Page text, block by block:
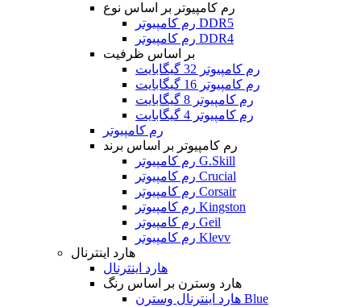
رم کامپیوتر بر اساس نوع
رم کامپیوتر DDR5
رم کامپیوتر DDR4
بر اساس ظرفیت
رم کامپیوتر 32 گیگابایت
رم کامپیوتر 16 گیگابایت
رم کامپیوتر 8 گیگابایت
رم کامپیوتر 4 گیگابایت
رم کامپیوتر
رم کامپیوتر بر اساس برند
رم کامپیوتر G.Skill
رم کامپیوتر Crucial
رم کامپیوتر Corsair
رم کامپیوتر Kingston
رم کامپیوتر Geil
رم کامپیوتر Klevv
هارد اینترنال
هارد اینترنال
هارد وسترن بر اساس رنگ
هارد اینترنال وسترن Blue